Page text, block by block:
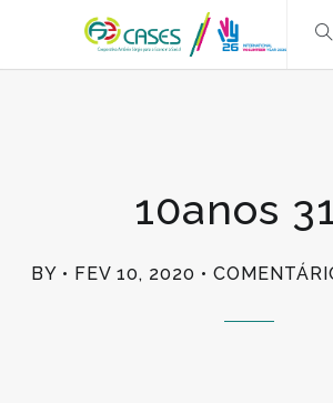
10anos
BY FEV 10, 2020